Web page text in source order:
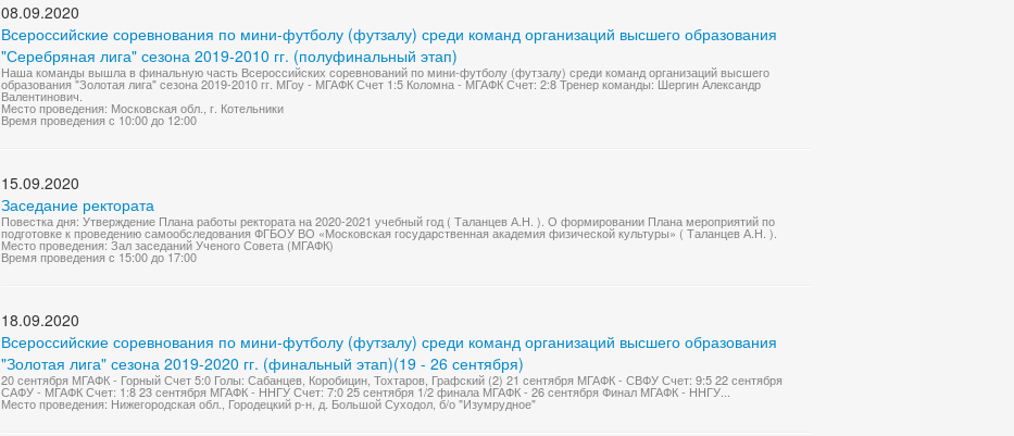
08.09.2020
Всероссийские соревнования по мини-футболу (футзалу) среди команд организаций высшего образования
"Серебряная лига" сезона 2019-2010 гг. (полуфинальный этап)
Наша команды вышла в финальную часть Всероссийских соревнований по мини-футболу (футзалу) среди команд организаций высшего
образования "Золотая лига" сезона 2019-2010 гг. МГоу - МГАФК Счет 1:5 Коломна - МГАФК Счет: 2:8 Тренер команды: Шергин Александр
Валентинович.
Место проведения: Московская обл., г. Котельники
Время проведения с 10:00 до 12:00
15.09.2020
Заседание ректората
Повестка дня: Утверждение Плана работы ректората на 2020-2021 учебный год ( Таланцев А.Н. ). О формировании Плана мероприятий по
подготовке к проведению самообследования ФГБОУ ВО «Московская государственная академия физической культуры» ( Таланцев А.Н. ).
Место проведения: Зал заседаний Ученого Совета (МГАФК)
Время проведения с 15:00 до 17:00
18.09.2020
Всероссийские соревнования по мини-футболу (футзалу) среди команд организаций высшего образования
"Золотая лига" сезона 2019-2020 гг. (финальный этап)(19 - 26 сентября)
20 сентября МГАФК - Горный Счет 5:0 Голы: Сабанцев, Коробицин, Тохтаров, Графский (2) 21 сентября МГАФК - СВФУ Счет: 9:5 22 сентября
САФУ - МГАФК Счет: 1:8 23 сентября МГАФК - ННГУ Счет: 7:0 25 сентября 1/2 финала МГАФК - 26 сентября Финал МГАФК - ННГУ...
Место проведения: Нижегородская обл., Городецкий р-н, д. Большой Суходол, б/о "Изумрудное"